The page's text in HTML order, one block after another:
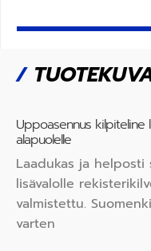
/
Uppoasennus kilpiteline
alapuolelle
Laadukas ja
lisävalolle
valmistettu.
varten